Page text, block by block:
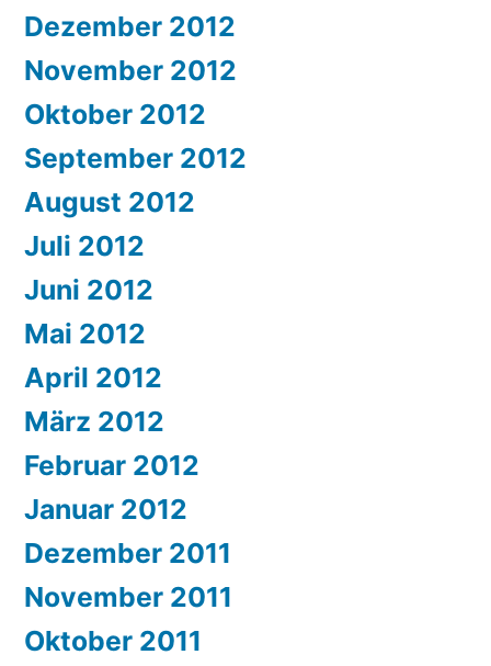
Dezember 2012
November 2012
Oktober 2012
September 2012
August 2012
Juli 2012
Juni 2012
Mai 2012
April 2012
März 2012
Februar 2012
Januar 2012
Dezember 2011
November 2011
Oktober 2011